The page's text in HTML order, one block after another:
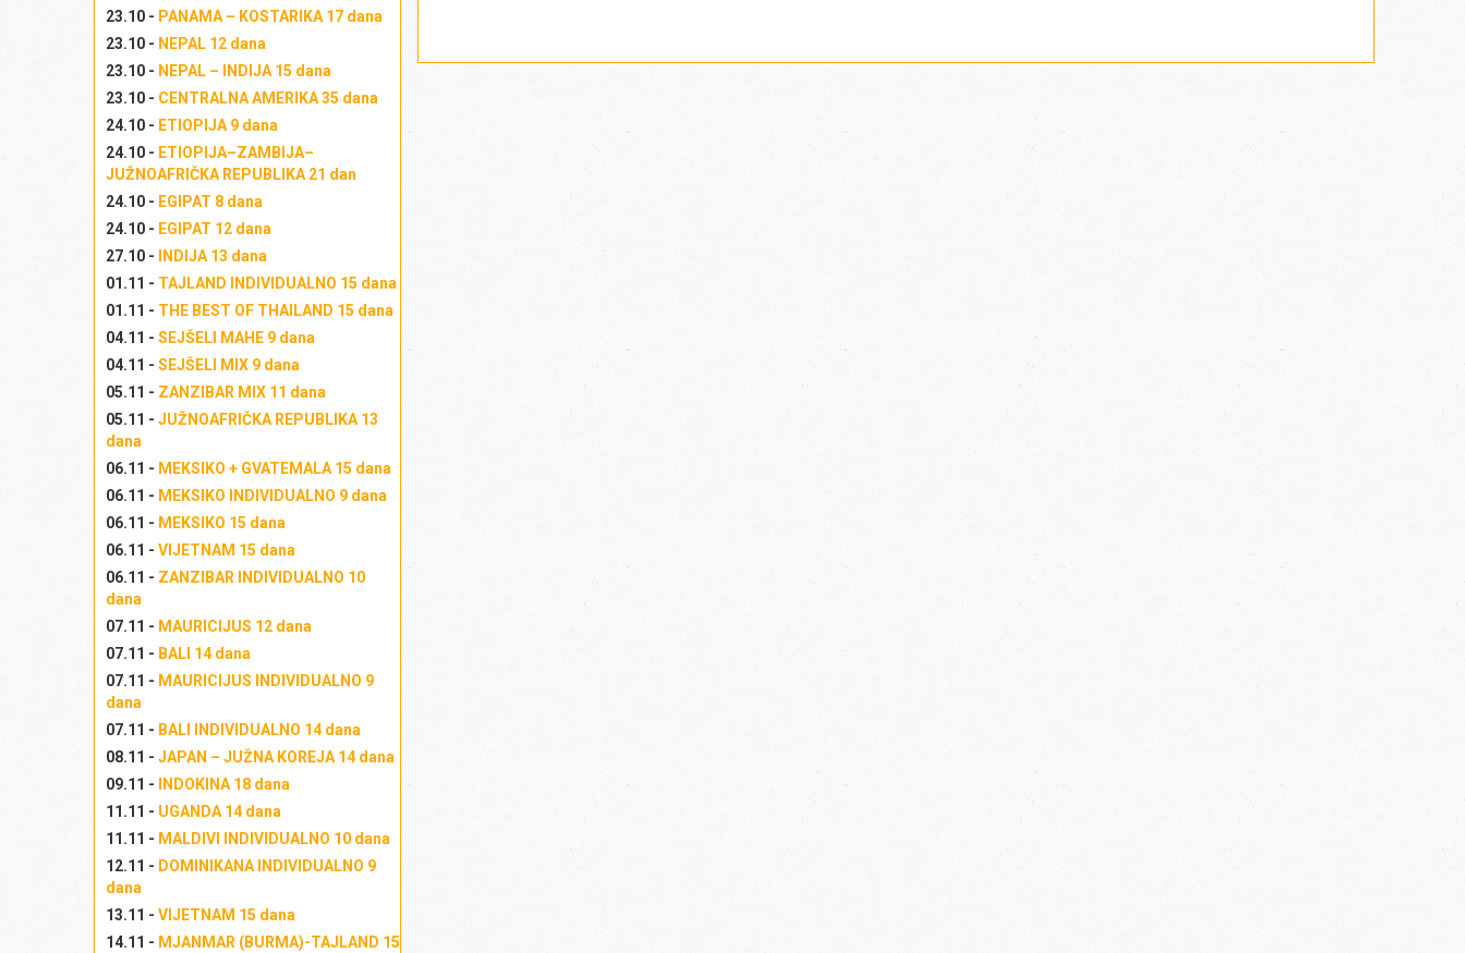
23.10 - PANAMA – KOSTARIKA 17 dana
23.10 - NEPAL 12 dana
23.10 - NEPAL – INDIJA 15 dana
23.10 - CENTRALNA AMERIKA 35 dana
24.10 - ETIOPIJA 9 dana
24.10 - ETIOPIJA–ZAMBIJA–
JUŽNOAFRIČKA REPUBLIKA 21 dan
24.10 - EGIPAT 8 dana
24.10 - EGIPAT 12 dana
27.10 -
INDIJA 13 dana
01.11 - TAJLAND INDIVIDUALNO 15 dana
01.11 - THE BEST OF THAILAND 15 dana
04.11 - SEJŠELI MAHE 9 dana
04.11 - SEJŠELI MIX 9 dana
05.11 - ZANZIBAR MIX 11 dana
05.11 - JUŽNOAFRIČKA REPUBLIKA 13
dana
06.11 - MEKSIKO + GVATEMALA 15 dana
06.11 - MEKSIKO INDIVIDUALNO 9 dana
06.11 - MEKSIKO 15 dana
06.11 - VIJETNAM 15 dana
06.11 - ZANZIBAR INDIVIDUALNO 10
dana
07.11 - MAURICIJUS 12 dana
07.11 - BALI 14 dana
07.11 - MAURICIJUS INDIVIDUALNO 9
dana
07.11 - BALI INDIVIDUALNO 14 dana
08.11 - JAPAN – JUŽNA KOREJA 14 dana
09.11 -
INDOKINA 18 dana
11.11 - UGANDA 14 dana
11.11 - MALDIVI INDIVIDUALNO 10 dana
12.11 - DOMINIKANA INDIVIDUALNO 9
dana
13.11 - VIJETNAM 15 dana
14.11 - MJANMAR (BURMA)-TAJLAND 15